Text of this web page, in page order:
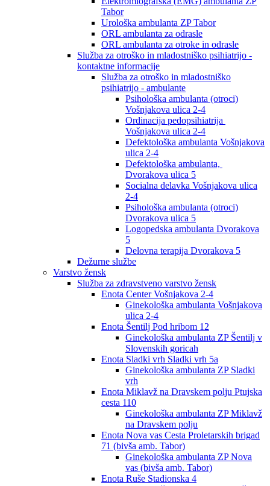
Tabor
Urološka ambulanta ZP Tabor
ORL ambulanta za odrasle
ORL ambulanta za otroke in odrasle
Služba za otroško in mladostniško psihiatrijo -
kontaktne informacije
Služba za otroško in mladostniško
psihiatrijo - ambulante
Psihološka ambulanta (otroci)
Vošnjakova ulica 2-4
Ordinacija pedopsihiatrija
Vošnjakova ulica 2-4
Defektološka ambulanta Vošnjakova
ulica 2-4
Defektološka ambulanta,
Dvorakova ulica 5
Socialna delavka Vošnjakova ulica
2-4
Psihološka ambulanta (otroci)
Dvorakova ulica 5
Logopedska ambulanta Dvorakova
5
Delovna terapija Dvorakova 5
Dežurne službe
Varstvo žensk
Služba za zdravstveno varstvo žensk
Enota Center Vošnjakova 2-4
Ginekološka ambulanta Vošnjakova
ulica 2-4
Enota Šentilj Pod hribom 12
Ginekološka ambulanta ZP Šentilj v
Slovenskih goricah
Enota Sladki vrh Sladki vrh 5a
Ginekološka ambulanta ZP Sladki
vrh
Enota Miklavž na Dravskem polju Ptujska
cesta 110
Ginekološka ambulanta ZP Miklavž
na Dravskem polju
Enota Nova vas Cesta Proletarskih brigad
71 (bivša amb. Tabor)
Ginekološka ambulanta ZP Nova
vas (bivša amb. Tabor)
Enota Ruše Stadionska 4